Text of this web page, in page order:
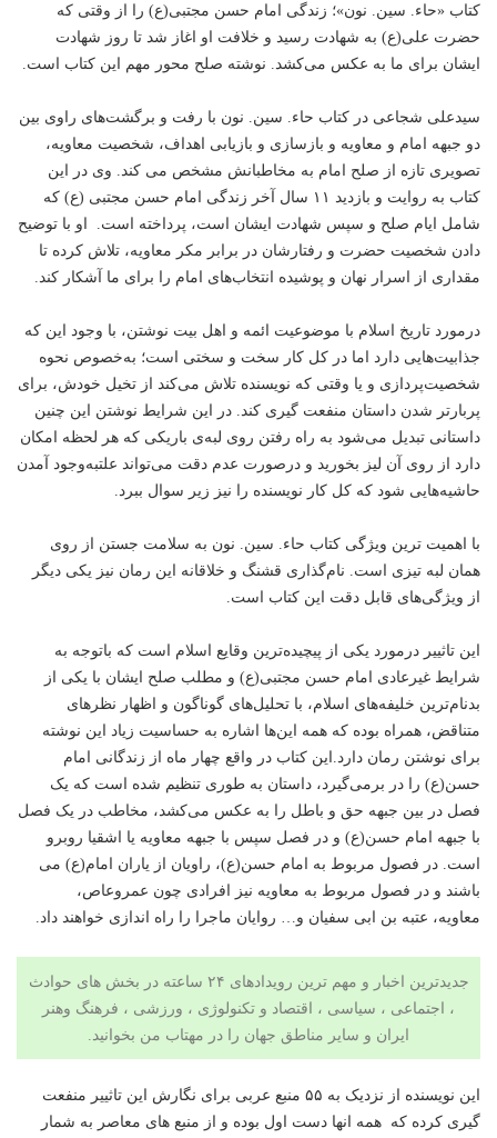
کتاب «حاء. سین. نون»؛ زندگی امام حسن مجتبی(ع) را از وقتی که
حضرت علی(ع) به شهادت رسید و خلافت او‌‌ اغاز شد تا روز شهادت
ایشان برای ما به عکس می‌کشد. نوشته صلح محور مهم این کتاب است.
سیدعلی شجاعی در کتاب حاء. سین. نون با رفت و برگشت‌های راوی بین
دو جبهه امام و معاویه و بازسازی و بازیابی اهداف، شخصیت معاویه،
تصویری تازه از صلح امام به مخاطبانش مشخص می کند. وی در این
کتاب به روایت و بازدید ۱۱ سال آخر زندگی امام حسن مجتبی (ع) که
شامل ایام صلح و سپس شهادت ایشان است، پرداخته است. او با توضیح
دادن شخصیت حضرت و رفتارشان در برابر مکر معاویه، تلاش کرده تا
مقداری از اسرار نهان و پوشیده‌ انتخاب‌های امام را برای ما آشکار کند.
درمورد تاریخ اسلام با موضوعیت ائمه و اهل بیت نوشتن، با وجود این که
جذابیت‌هایی دارد اما در کل کار سخت و سختی است؛ به‌خصوص نحوه
شخصیت‌پردازی و یا وقتی که نویسنده تلاش می‌کند از تخیل خودش، برای
پربارتر شدن داستان منفعت گیری کند. در این شرایط نوشتن این چنین
داستانی تبدیل می‌شود به راه رفتن روی لبه‌ی باریکی که هر لحظه امکان
دارد از روی آن لیز بخورید و درصورت عدم دقت می‌تواند علتبه‌وجود آمدن
حاشیه‌هایی شود که کل کار نویسنده را نیز زیر سوال ببرد.
با اهمیت ترین ویژگی کتاب حاء. سین. نون به سلامت جستن از روی
همان لبه تیزی است. نام‌گذاری قشنگ و خلاقانه این رمان نیز یکی دیگر
از ویژگی‌های قابل دقت این کتاب است.
این تاثییر درمورد‌ یکی از پیچیده‌ترین وقایع اسلام است که باتوجه به
شرایط غیرعادی امام حسن مجتبی(ع) و مطلب صلح ایشان با یکی از
بدنام‌ترین خلیفه‌های اسلام، با تحلیل‌های گوناگون و اظهار نظرهای
متناقض، همراه بوده که همه این‌ها اشاره به حساسیت زیاد این نوشته
برای نوشتن رمان دارد.این کتاب در واقع چهار ماه از زندگانی امام
حسن(ع) را در برمی‌گیرد،‌ داستان به طوری تنظیم شده است که یک
فصل در بین جبهه حق و باطل را به عکس می‌کشد،‌ مخاطب در یک فصل
با جبهه امام حسن(ع) و در فصل سپس با جبهه معاویه یا اشقیا روبرو
است. در فصول مربوط به امام حسن(ع)، راویان از یاران امام(ع) می
باشند و در فصول مربوط به معاویه نیز افرادی چون عمرو‌عاص‌،
معاویه،‌ عتبه بن ابى سفیان و… روایان ماجرا را راه اندازی خواهند داد.
جدیدترین اخبار و مهم ترین رویدادهای ۲۴ ساعته در بخش های حوادث
، اجتماعی ، سیاسی ، اقتصاد و تکنولوژی ، ورزشی ، فرهنگ وهنر
ایران و سایر مناطق جهان را در مهتاب من بخوانید.
این نویسنده از نزدیک به ۵۵ منبع عربی برای نگارش این تاثییر منفعت
گیری کرده که همه انها دست اول بوده و از منبع های معاصر به شمار